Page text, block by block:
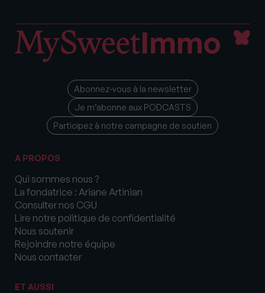
Abonnez-vous à la newsletter
Je m’abonne aux PODCASTS
Participez à notre campagne de soutien
A PROPOS
Qui sommes nous ?
La fondatrice : Ariane Artinian
Consulter nos CGU
Lire notre politique de confidentialité
Nous soutenir
Rejoindre notre équipe
Nous contacter
ET AUSSI